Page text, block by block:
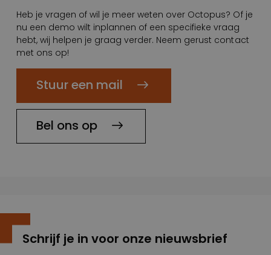
Heb je vragen of wil je meer weten over Octopus? Of je
nu een demo wilt inplannen of een specifieke vraag
hebt, wij helpen je graag verder. Neem gerust contact
met ons op!
Stuur een mail
Bel ons op
Schrijf je in voor onze nieuwsbrief